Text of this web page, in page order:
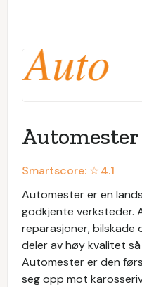
Automester
Smartscore: ☆4.1
Automester er en
godkjente verksteder.
reparasjoner, bilskade
deler av høy kvalitet
Automester er den
seg opp mot